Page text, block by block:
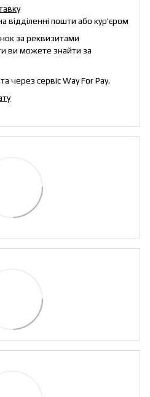
відділенні пошти або кур'єром
за реквизитами
ви можете знайти за
через сервіс Way For Pay.